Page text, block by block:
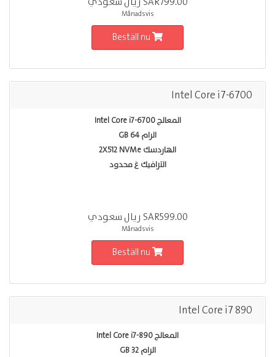
Månadsvis
Intel Core i7-6700
المعالج Intel Core i7-6700
الرام 64 GB
الهاردسك 2X512 NVMe
الترافيك غ محدود
SAR599.00 ريال سعودي
Månadsvis
Intel Core i7 890
المعالج Intel Core i7-890
الرام 32 GB